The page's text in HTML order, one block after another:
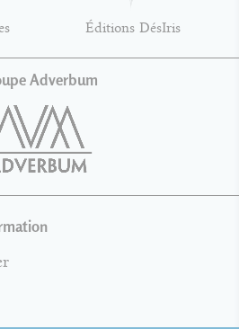
Éditions DésIris
Adverbum